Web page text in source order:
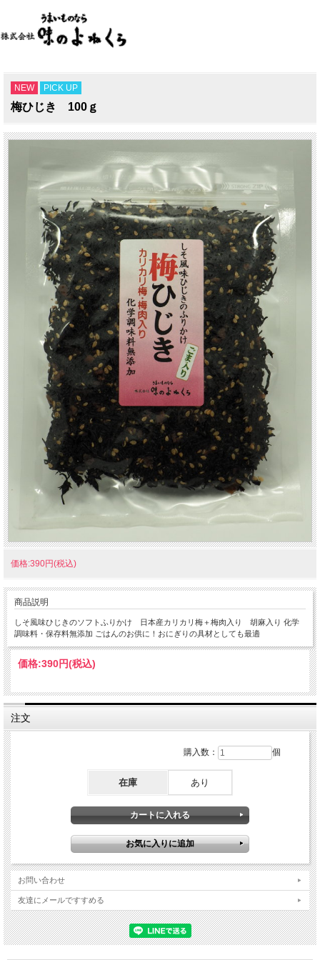
NEW PICK UP
梅ひじき 100ｇ
価格:390円(税込)
商品説明
しそ風味ひじきのソフトふりかけ 日本産カリカリ梅＋梅肉入り 胡麻入り 化学
調味料・保存料無添加 ごはんのお供に！おにぎりの具材としても最適
価格:390円(税込)
注文
購入数： 個
在庫 あり
お問い合わせ
友達にメールですすめる